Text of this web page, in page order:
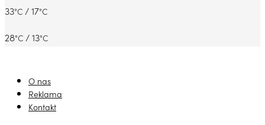
33°C / 17°C
28°C / 13°C
O nas
Reklama
Kontakt